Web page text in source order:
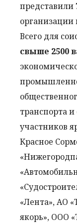
представили
организации
Всего для
свыше 2500
транспорта
участников
Красное
«Лента», АО
якорь», ООО